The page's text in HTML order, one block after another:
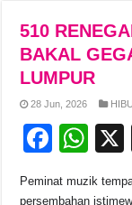
510
BAKAL
LUMPUR
28 Jun, 2026
F
c
W
at
Peminat muzik
persembahan